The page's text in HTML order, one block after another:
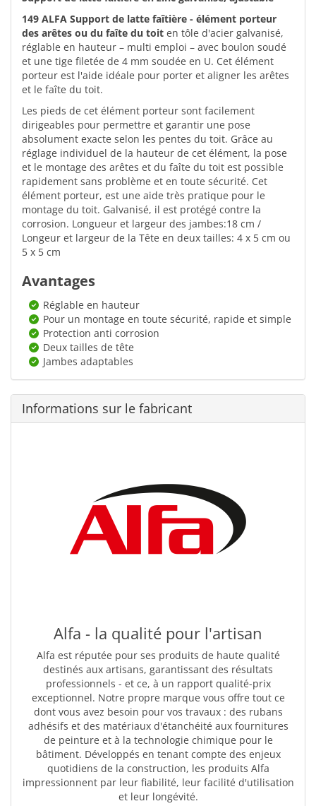
149 ALFA Support de latte faîtière - élément porteur
des arêtes ou du faîte du toit en tôle d'acier galvanisé,
réglable en hauteur – multi emploi – avec boulon soudé
et une tige filetée de 4 mm soudée en U. Cet élément
porteur est l'aide idéale pour porter et aligner les arêtes
et le faîte du toit.
Les pieds de cet élément porteur sont facilement
dirigeables pour permettre et garantir une pose
absolument exacte selon les pentes du toit. Grâce au
réglage individuel de la hauteur de cet élément, la pose
et le montage des arêtes et du faîte du toit est possible
rapidement sans problème et en toute sécurité. Cet
élément porteur, est une aide très pratique pour le
montage du toit. Galvanisé, il est protégé contre la
corrosion. Longueur et largeur des jambes:18 cm /
Longeur et largeur de la Tête en deux tailles: 4 x 5 cm ou
5 x 5 cm
Avantages
Réglable en hauteur
Pour un montage en toute sécurité, rapide et simple
Protection anti corrosion
Deux tailles de tête
Jambes adaptables
Informations sur le fabricant
Alfa - la qualité pour l'artisan
Alfa est réputée pour ses produits de haute qualité
destinés aux artisans, garantissant des résultats
professionnels - et ce, à un rapport qualité-prix
exceptionnel. Notre propre marque vous offre tout ce
dont vous avez besoin pour vos travaux : des rubans
adhésifs et des matériaux d'étanchéité aux fournitures
de peinture et à la technologie chimique pour le
bâtiment. Développés en tenant compte des enjeux
quotidiens de la construction, les produits Alfa
impressionnent par leur fiabilité, leur facilité d'utilisation
et leur longévité.